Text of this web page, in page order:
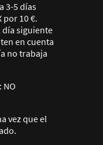
3-5 días
por 10 €.
día siguiente
en cuenta
no trabaja
NO
vez que el